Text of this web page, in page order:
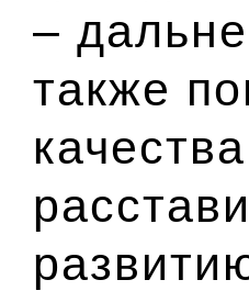
–
также